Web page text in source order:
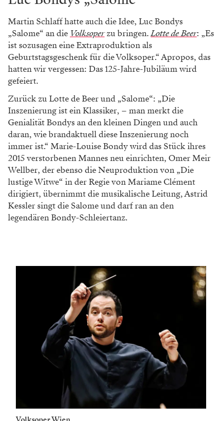
Martin Schlaff hatte auch die Idee, Luc Bondys
„Salome“ an die Volksoperzu bringen.Lotte de Beer: „Es
ist sozusagen eine Extraproduktion als
Geburtstagsgeschenk für die Volksoper.“ Apropos, das
hatten wir vergessen: Das 125-Jahre-Jubiläum wird
gefeiert.
Zurück zu Lotte de Beer und „Salome“: „Die
Inszenierung ist ein Klassiker, – man merkt die
Genialität Bondys an den kleinen Dingen und auch
daran, wie brandaktuell diese Inszenierung noch
immer ist.“ Marie-Louise Bondy wird das Stück ihres
2015 verstorbenen Mannes neu einrichten, Omer Meir
Wellber, der ebenso die Neuproduktion von „Die
lustige Witwe“ in der Regie von Mariame Clément
dirigiert, übernimmt die musikalische Leitung, Astrid
Kessler singt die Salome und darf ran an den
legendären Bondy-Schleiertanz.